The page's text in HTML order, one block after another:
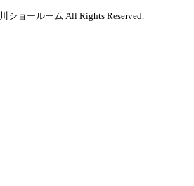
ショールーム All Rights Reserved.